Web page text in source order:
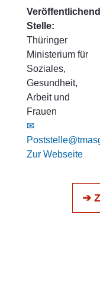
Stelle:
Thüringer
Ministerium für
Soziales,
Gesundheit,
Arbeit und
Frauen
✉
Zur Webseite
➔